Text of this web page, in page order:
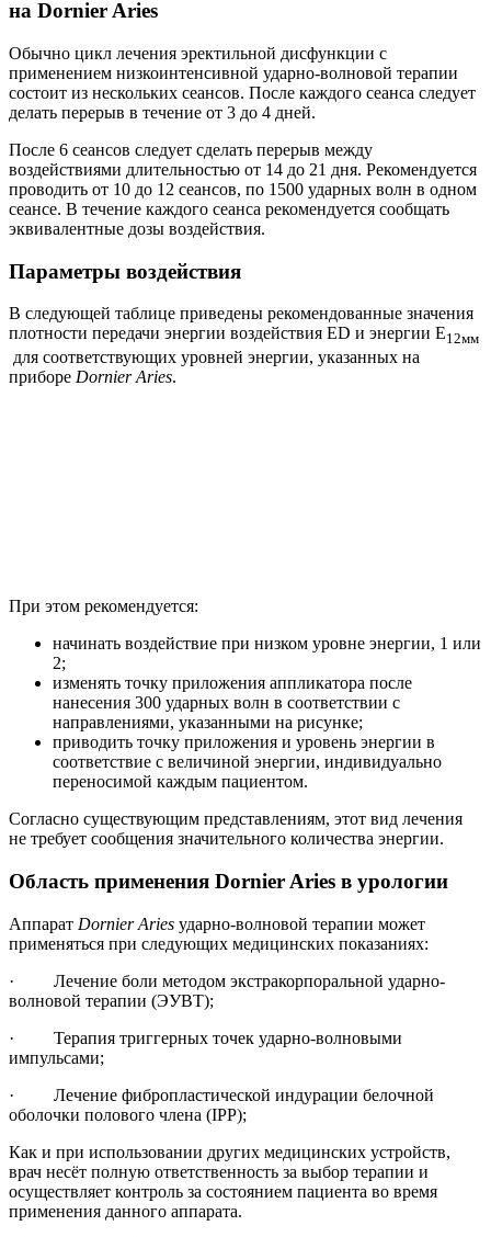
на Dornier Aries
Обычно цикл лечения эректильной дисфункции с
применением низкоинтенсивной ударно-волновой терапии
состоит из нескольких сеансов. После каждого сеанса следует
делать перерыв в течение от 3 до 4 дней.
После 6 сеансов следует сделать перерыв между
воздействиями длительностью от 14 до 21 дня. Рекомендуется
проводить от 10 до 12 сеансов, по 1500 ударных волн в одном
сеансе. В течение каждого сеанса рекомендуется сообщать
эквивалентные дозы воздействия.
Параметры воздействия
В следующей таблице приведены рекомендованные значения
плотности передачи энергии воздействия ED и энергии E12мм
для соответствующих уровней энергии, указанных на
приборе Dornier Aries.
При этом рекомендуется:
начинать воздействие при низком уровне энергии, 1 или
2;
изменять точку приложения аппликатора после
нанесения 300 ударных волн в соответствии с
направлениями, указанными на рисунке;
приводить точку приложения и уровень энергии в
соответствие с величиной энергии, индивидуально
переносимой каждым пациентом.
Согласно существующим представлениям, этот вид лечения
не требует сообщения значительного количества энергии.
Область применения Dornier Aries в урологии
Аппарат Dornier Aries ударно-волновой терапии может
применяться при следующих медицинских показаниях:
· Лечение боли методом экстракорпоральной ударно-
волновой терапии (ЭУВТ);
· Терапия триггерных точек ударно-волновыми
импульсами;
· Лечение фибропластической индурации белочной
оболочки полового члена (IPP);
Как и при использовании других медицинских устройств,
врач несёт полную ответственность за выбор терапии и
осуществляет контроль за состоянием пациента во время
применения данного аппарата.